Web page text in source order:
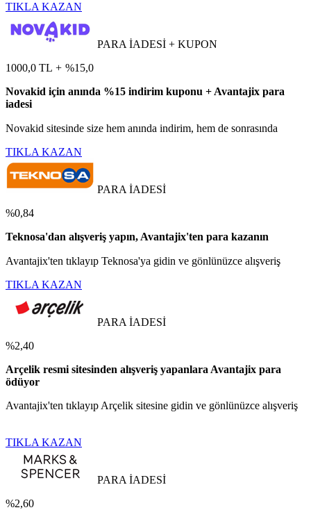
TIKLA KAZAN
PARA İADESİ + KUPON
1000,0 TL + %15,0
Novakid için anında %15 indirim kuponu + Avantajix para
iadesi
Novakid sitesinde size hem anında indirim, hem de sonrasında
TIKLA KAZAN
PARA İADESİ
%0,84
Teknosa'dan alışveriş yapın, Avantajix'ten para kazanın
Avantajix'ten tıklayıp Teknosa'ya gidin ve gönlünüzce alışveriş
TIKLA KAZAN
PARA İADESİ
%2,40
Arçelik resmi sitesinden alışveriş yapanlara Avantajix para
ödüyor
Avantajix'ten tıklayıp Arçelik sitesine gidin ve gönlünüzce alışveriş
TIKLA KAZAN
PARA İADESİ
%2,60